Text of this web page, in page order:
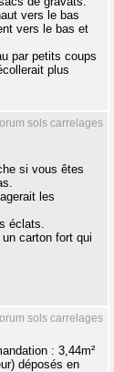
vers le bas
vers le bas et
par petits coups
plus
sols carrelages
si vous êtes
les
éclats.
carton fort qui
sols carrelages
: 3,44m²
déposés en